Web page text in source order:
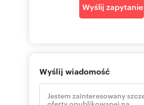
Wyślij zapytanie
Wyślij wiadomość